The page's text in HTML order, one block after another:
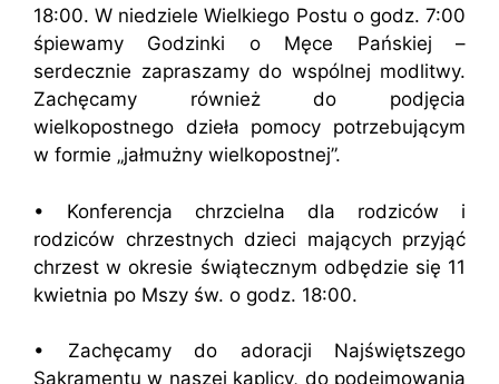
18:00. W niedziele Wielkiego Postu o godz. 7:00
śpiewamy Godzinki o Męce Pańskiej –
serdecznie zapraszamy do wspólnej modlitwy.
Zachęcamy również do podjęcia
wielkopostnego dzieła pomocy potrzebującym
w formie „jałmużny wielkopostnej”.
• Konferencja chrzcielna dla rodziców i
rodziców chrzestnych dzieci mających przyjąć
chrzest w okresie świątecznym odbędzie się 11
kwietnia po Mszy św. o godz. 18:00.
• Zachęcamy do adoracji Najświętszego
Sakramentu w naszej kaplicy, do podejmowania